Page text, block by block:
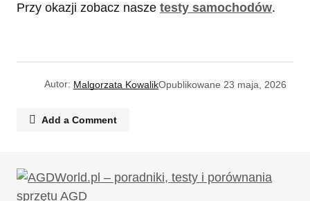
Przy okazji zobacz nasze testy samochodów.
Autor: Malgorzata KowalikOpublikowane 23 maja, 2026
Add a Comment
Twój adres email nie zostanie opublikowany.
Wymagane pola są oznaczone